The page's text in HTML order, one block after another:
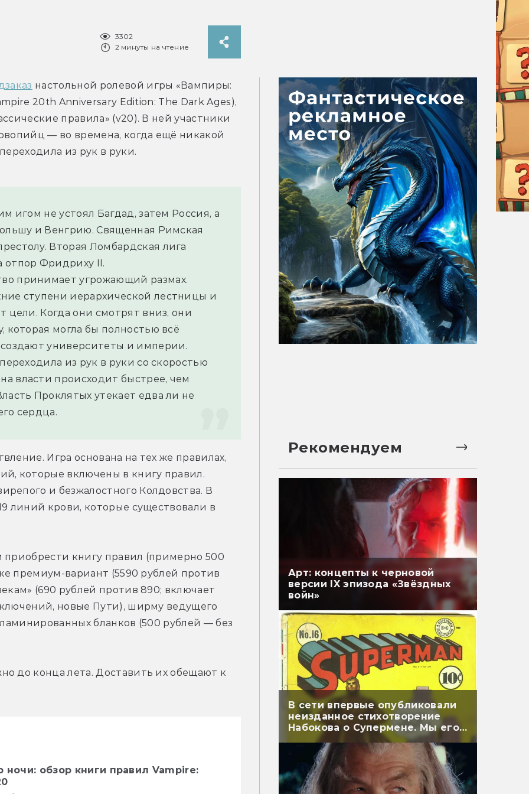
3302
2 минуты на чтение
настольной ролевой игры «Вампиры:
20th Anniversary Edition: The Dark Ages),
правила» (v20). В ней участники
— во времена, когда ещё никакой
из рук в руки.
игом не устоял Багдад, затем Россия, а
и Венгрию. Священная Римская
Вторая Ломбардская лига
отпор Фридриху II.
принимает угрожающий размах.
ступени иерархической лестницы и
цели. Когда они смотрят вниз, они
которая могла бы полностью всё
университеты и империи.
из рук в руки со скоростью
власти происходит быстрее, чем
Проклятых утекает едва ли не
сердца.
Игра основана на тех же правилах,
которые включены в книгу правил.
и безжалостного Колдовства. В
линий крови, которые существовали в
книгу правил (примерно 500
премиум-вариант (5590 рублей против
(690 рублей против 890; включает
новые Пути), ширму ведущего
бланков (500 рублей — без
до конца лета. Доставить их обещают к
обзор книги правил Vampire:
Рекомендуем
Арт: концепты к черновой
версии IX эпизода «Звёздных
войн»
В сети впервые опубликовали
неизданное стихотворение
Набокова о Супермене. Мы его
перевели